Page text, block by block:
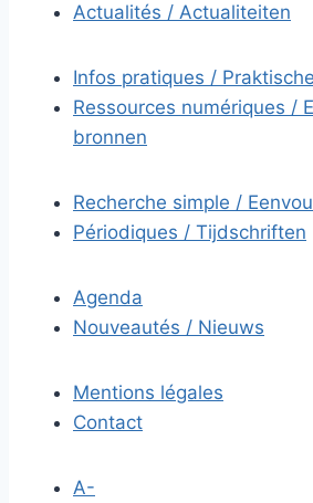
Actualités / Actualiteiten
Infos pratiques /
Ressources numériques /
bronnen
Recherche simple /
Périodiques / Tijdschriften
Agenda
Nouveautés / Nieuws
Mentions légales
Contact
A-